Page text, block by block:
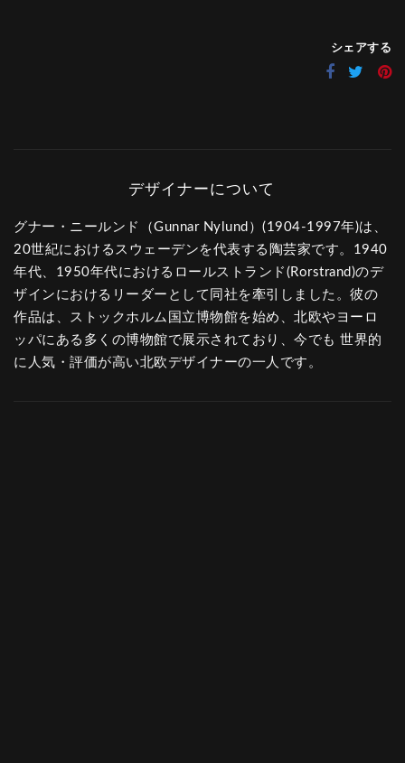
シェアする
グナー・ニールンド（Gunnar Nylund）(1904-1997年)は、
20世紀におけるスウェーデンを代表する陶芸家です。1940
年代、1950年代におけるロールストランド(Rorstrand)のデ
ザインにおけるリーダーとして同社を牽引しました。彼の
作品は、ストックホルム国立博物館を始め、北欧やヨーロ
ッパにある多くの博物館で展示されており、今でも 世界的
に人気・評価が高い北欧デザイナーの一人です。